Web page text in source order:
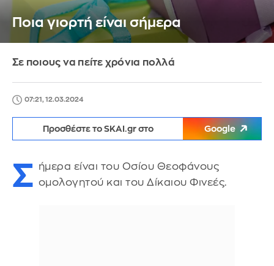
Ποια γιορτή είναι σήμερα
Σε ποιους να πείτε χρόνια πολλά
07:21, 12.03.2024
Προσθέστε το SKAI.gr στο Google
Σ ήμερα είναι του Οσίου Θεοφάνους
ομολογητού και του Δίκαιου Φινεές.